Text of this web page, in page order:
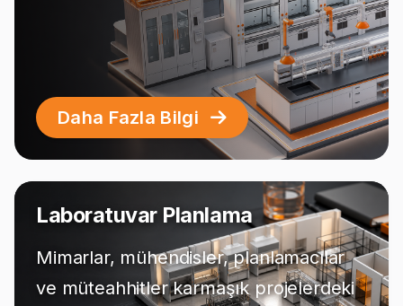
Daha Fazla Bilgi
Laboratuvar Planlama
Mimarlar, mühendisler, planlamacılar
ve müteahhitler karmaşık projelerdeki